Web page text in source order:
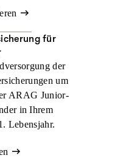
für
der
um
ARAG Junior-
in Ihrem
Lebensjahr.